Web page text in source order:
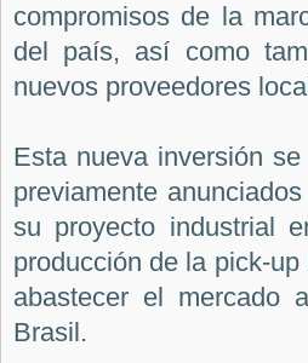
compromisos de la
del país, así como
nuevos proveedores
Esta nueva inversión
previamente
su proyecto industrial
producción de la pick-
abastecer el mercado
Brasil.